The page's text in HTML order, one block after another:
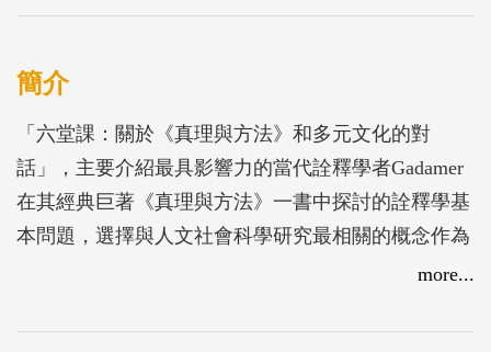
簡介
「六堂課：關於《真理與方法》和多元文化的對
話」，主要介紹最具影響力的當代詮釋學者Gadamer
在其經典巨著《真理與方法》一書中探討的詮釋學基
本問題，選擇與人文社會科學研究最相關的概念作為
討論的基礎。內容分六堂課，討論：1. 詮釋循環與前
史效應意識中的經驗概念與詮釋學經驗的特質、5. 提
more...